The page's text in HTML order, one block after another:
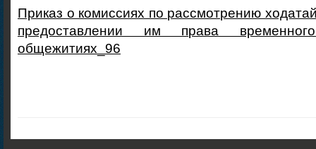
Приказ о комиссиях по рассмотрению
предоставлении им права
общежитиях_96